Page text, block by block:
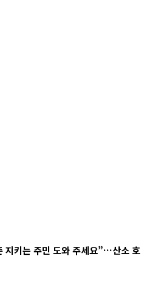
지키는 주민 도와 주세요”…산소 호